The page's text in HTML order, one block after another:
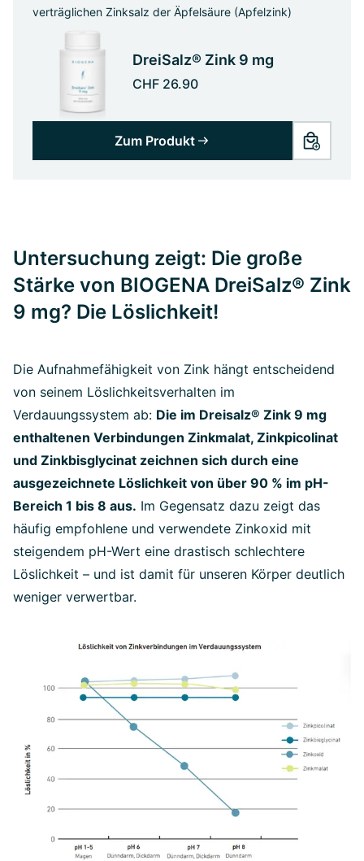
verträglichen Zinksalz der Äpfelsäure (Apfelzink)
DreiSalz® Zink 9 mg
CHF 26.90
Zum Produkt
Untersuchung zeigt: Die große
Stärke von BIOGENA DreiSalz® Zink
9 mg? Die Löslichkeit!
Die Aufnahmefähigkeit von Zink hängt entscheidend
von seinem Löslichkeitsverhalten im
Verdauungssystem ab: Die im Dreisalz® Zink 9 mg
enthaltenen Verbindungen Zinkmalat, Zinkpicolinat
und Zinkbisglycinat zeichnen sich durch eine
ausgezeichnete Löslichkeit von über 90 % im pH-
Bereich 1 bis 8 aus. Im Gegensatz dazu zeigt das
häufig empfohlene und verwendete Zinkoxid mit
steigendem pH-Wert eine drastisch schlechtere
Löslichkeit – und ist damit für unseren Körper deutlich
weniger verwertbar.